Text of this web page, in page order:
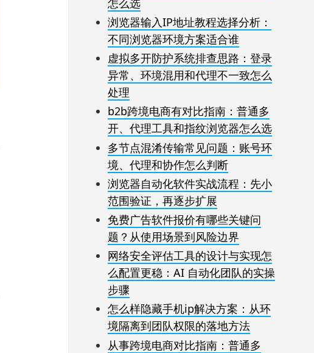
怎么选
浏览器输入IP地址教程选择分析：
不同浏览器环境方案适合谁
虚拟多开防护系统排查思路：登录
异常、环境混用和代理不一致怎么
处理
b2b跨境电商有对比指南：普通多
开、代理工具和指纹浏览器怎么选
多节点混淆传输常见问题：账号环
境、代理和协作怎么判断
浏览器自动化软件实战流程：先小
范围验证，再逐步扩展
免费广告软件报价有哪些关键问
题？从使用场景到风险边界
网络安全评估工具的设计与实现怎
么配置更稳：AI 自动化团队的实操
步骤
怎么样隐藏手机ip解决方案：从环
境隔离到团队权限的落地方法
从事跨境电商对比指南：普通多